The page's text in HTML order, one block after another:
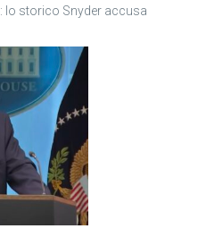
lo storico Snyder accusa